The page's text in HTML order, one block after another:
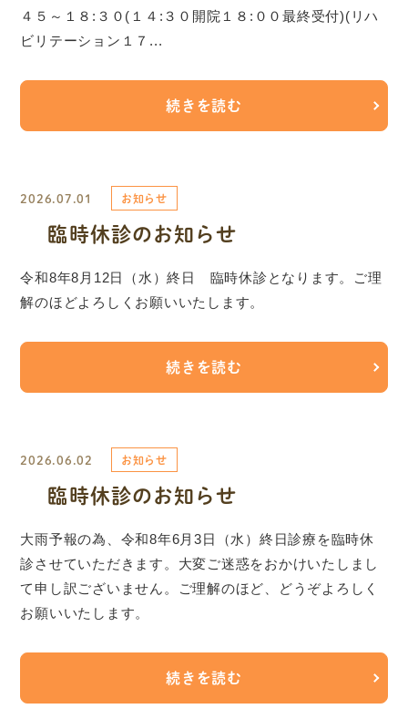
４５～１８:３０(１４:３０開院１８:００最終受付)(リハ
ビリテーション１７...
続きを読む
2026.07.01 お知らせ
臨時休診のお知らせ
令和8年8月12日（水）終日 臨時休診となります。ご理
解のほどよろしくお願いいたします。
続きを読む
2026.06.02 お知らせ
臨時休診のお知らせ
大雨予報の為、令和8年6月3日（水）終日診療を臨時休
診させていただきます。大変ご迷惑をおかけいたしまし
て申し訳ございません。ご理解のほど、どうぞよろしく
お願いいたします。
続きを読む